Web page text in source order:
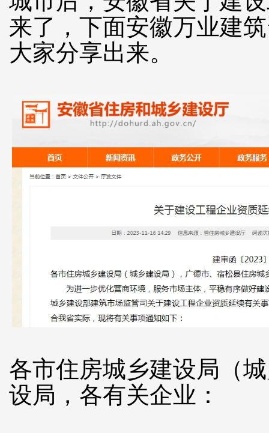
来了，下面安徽万业建
大家分享出来。
各市住房城乡建设局（
设局，各有关企业：